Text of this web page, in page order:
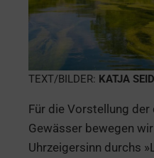
TEXT/BILDER: KATJA
Für die Vorstellung
Gewässer bewegen
Uhrzeigersinn durchs